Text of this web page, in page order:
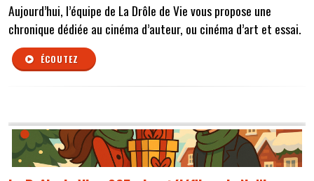
Aujourd’hui, l’équipe de La Drôle de Vie vous propose une
chronique dédiée au cinéma d’auteur, ou cinéma d’art et essai.
ÉCOUTEZ